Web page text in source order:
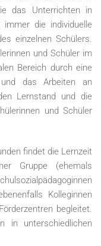
das Unterrichten in
die individuelle
einzelnen Schülers.
und Schüler im
Bereich durch eine
das Arbeiten an
Lernstand und die
und Schüler
findet die Lernzeit
Gruppe (ehemals
Kolleginnen
begleitet.
in unterschiedlichen